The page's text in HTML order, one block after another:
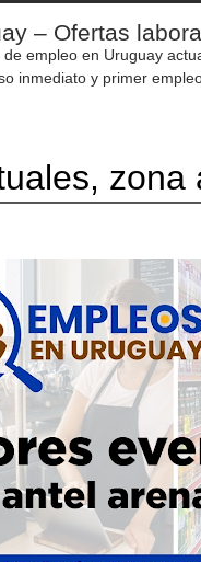
– Ofertas
empleo en Uruguay
inmediato y primer
zona